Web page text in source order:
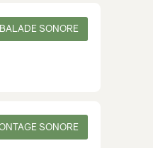
BALADE SONORE
SONORE